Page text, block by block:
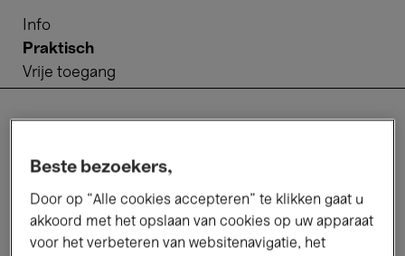
Info
Praktisch
Vrije toegang
lezingen, poëzie en een
afsluitende muzikale
marathon op ons dak
Beste bezoekers,
Door op “Alle cookies accepteren” te klikken gaat u
akkoord met het opslaan van cookies op uw apparaat
voor het verbeteren van websitenavigatie, het